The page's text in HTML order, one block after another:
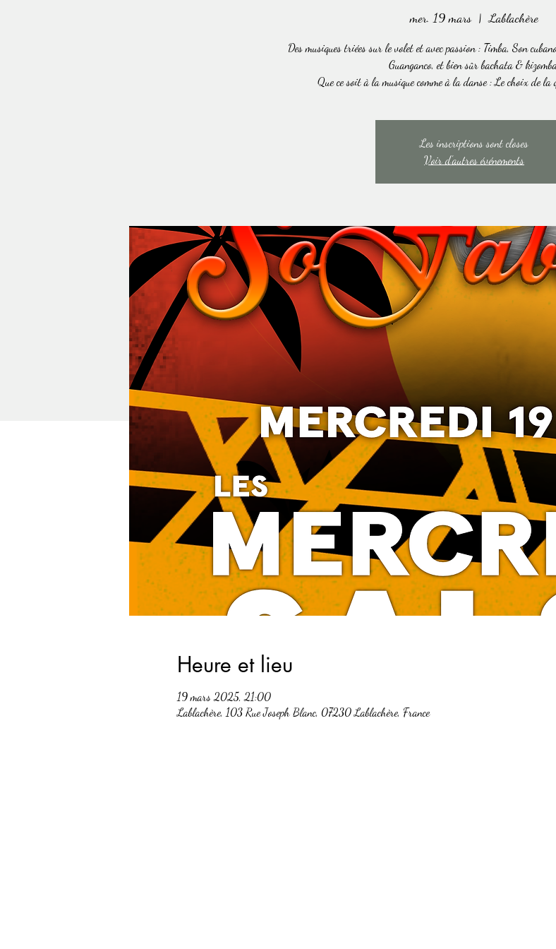
mer. 19 mars
  |
Lablachère
Des musiques triées sur le volet et avec passion : Timba, Son
Guanganco, et bien sûr bachata &
Que ce soit à la musique comme à la danse : Le choix de
Les inscriptions sont closes
Voir d'autres événements
Heure et lieu
19 mars 2025, 21:00
Lablachère, 103 Rue Joseph Blanc, 07230 Lablachère, France